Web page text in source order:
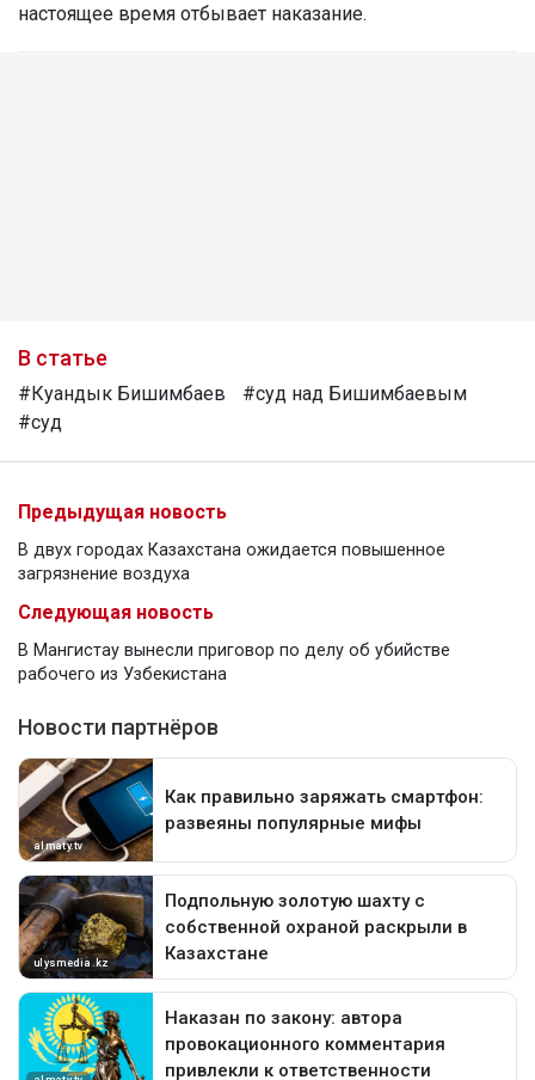
настоящее время отбывает наказание.
В статье
#Куандык Бишимбаев
#суд над Бишимбаевым
#суд
Предыдущая новость
В двух городах Казахстана ожидается повышенное
загрязнение воздуха
Следующая новость
В Мангистау вынесли приговор по делу об убийстве
рабочего из Узбекистана